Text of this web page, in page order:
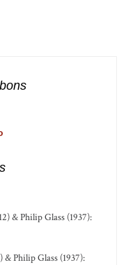
& Philip Glass (1937):
& Philip Glass (1937):